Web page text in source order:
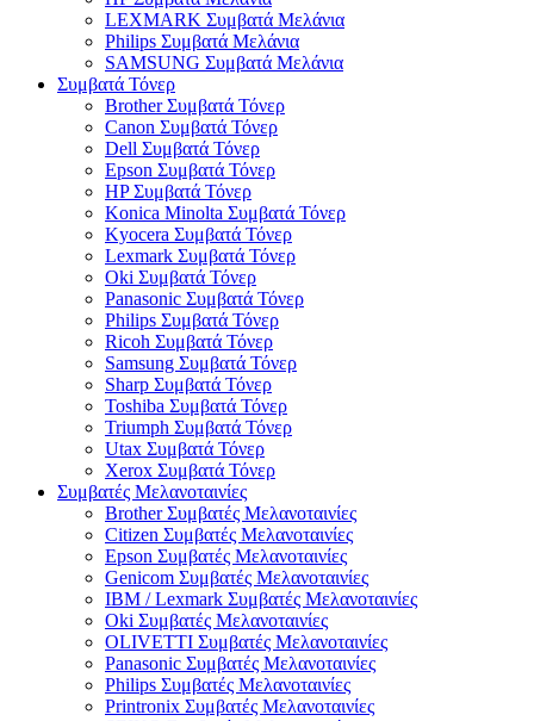
LEXMARK Συμβατά Μελάνια
Philips Συμβατά Μελάνια
SAMSUNG Συμβατά Μελάνια
Συμβατά Τόνερ
Brother Συμβατά Τόνερ
Canon Συμβατά Τόνερ
Dell Συμβατά Τόνερ
Epson Συμβατά Τόνερ
HP Συμβατά Τόνερ
Konica Minolta Συμβατά Τόνερ
Kyocera Συμβατά Τόνερ
Lexmark Συμβατά Τόνερ
Oki Συμβατά Τόνερ
Panasonic Συμβατά Τόνερ
Philips Συμβατά Τόνερ
Ricoh Συμβατά Τόνερ
Samsung Συμβατά Τόνερ
Sharp Συμβατά Τόνερ
Toshiba Συμβατά Τόνερ
Triumph Συμβατά Τόνερ
Utax Συμβατά Τόνερ
Xerox Συμβατά Τόνερ
Συμβατές Μελανοταινίες
Brother Συμβατές Μελανοταινίες
Citizen Συμβατές Μελανοταινίες
Epson Συμβατές Μελανοταινίες
Genicom Συμβατές Μελανοταινίες
IBM / Lexmark Συμβατές Μελανοταινίες
Oki Συμβατές Μελανοταινίες
OLIVETTI Συμβατές Μελανοταινίες
Panasonic Συμβατές Μελανοταινίες
Philips Συμβατές Μελανοταινίες
Printronix Συμβατές Μελανοταινίες